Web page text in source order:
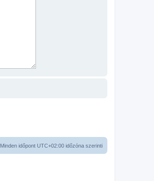
Minden időpont UTC+02:00 időzóna szerinti